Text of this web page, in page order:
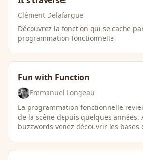
Clément Delafargue
Découvrez la fonction qui se cache
programmation fonctionnelle
Fun with Function
Emmanuel Longeau
La programmation fonctionnelle
de la scène depuis quelques années.
buzzwords venez découvrir les bases